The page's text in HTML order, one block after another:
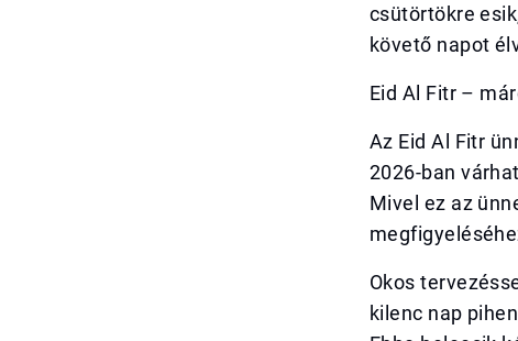
csütörtökre
követő napot
Eid Al Fitr –
Az Eid Al Fitr
2026-ban
Mivel ez az
Okos
kilenc nap